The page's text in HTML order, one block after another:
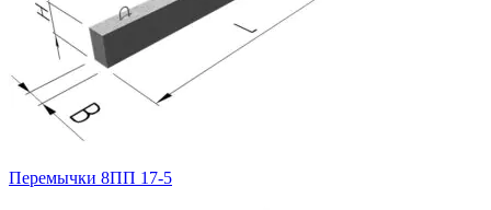
Перемычки 8ПП 17-5